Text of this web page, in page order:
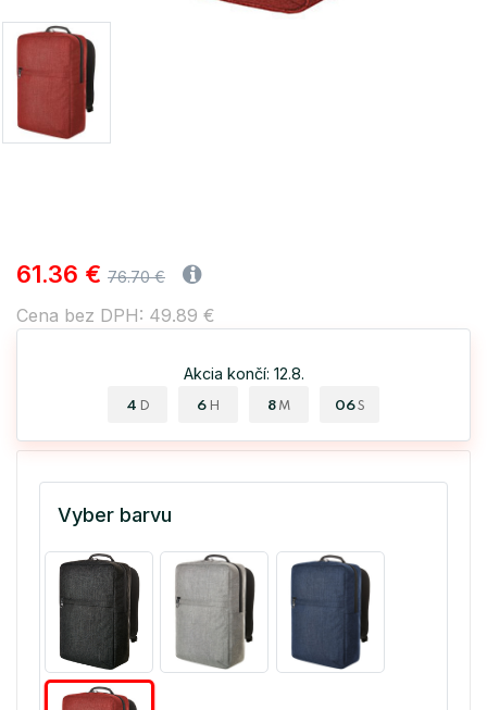
61.36 € 76.70 €
Cena bez DPH: 49.89 €
Akcia končí: 12.8.
4 D 6 H 8 M 06 S
Vyber barvu